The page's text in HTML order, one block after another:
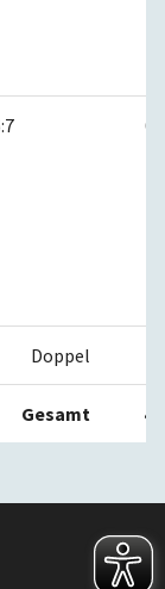
Doppel
Gesamt